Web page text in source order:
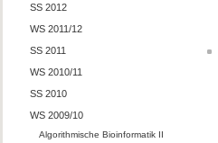
SS 2012
WS 2011/12
SS 2011
WS 2010/11
SS 2010
WS 2009/10
Algorithmische Bioinformatik II